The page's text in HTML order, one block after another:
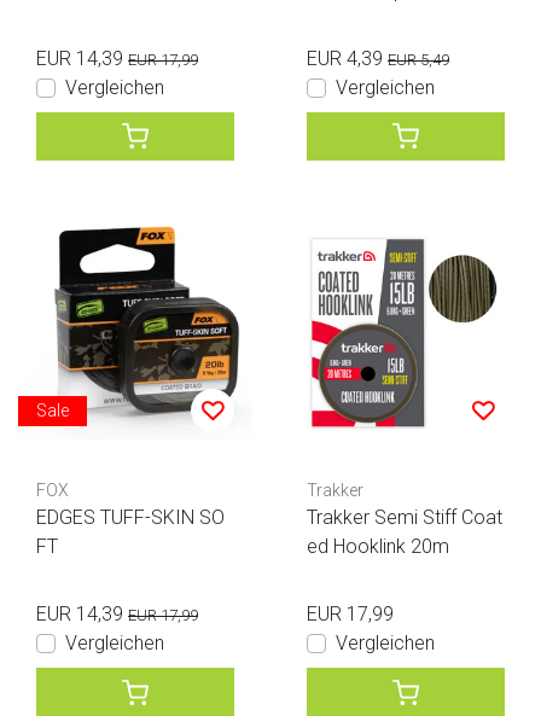
EUR 14,39 EUR 17,99
Vergleichen
EUR 4,39 EUR 5,49
Vergleichen
Sale
FOX
EDGES TUFF-SKIN SO
FT
EUR 14,39 EUR 17,99
Vergleichen
Trakker
Trakker Semi Stiff Coat
ed Hooklink 20m
EUR 17,99
Vergleichen